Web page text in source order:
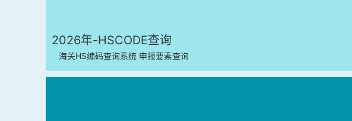
2026年-HSCODE查询
海关HS编码查询系统 申报要素查询